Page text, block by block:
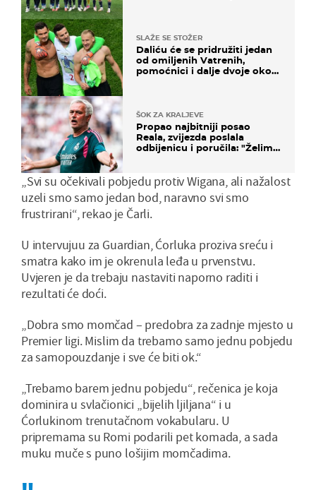
SLAŽE SE STOŽER
Daliću će se pridružiti jedan
od omiljenih Vatrenih,
pomoćnici i dalje dvoje oko
ŠOK ZA KRALJEVE
Propao najbitniji posao
Reala, zvijezda poslala
odbijenicu i poručila: "Želim
„Svi su očekivali pobjedu protiv Wigana, ali nažalost
uzeli smo samo jedan bod, naravno svi smo
frustrirani“, rekao je Čarli.
U intervujuu za Guardian, Ćorluka proziva sreću i
smatra kako im je okrenula leđa u prvenstvu.
Uvjeren je da trebaju nastaviti naporno raditi i
rezultati će doći.
„Dobra smo momčad – predobra za zadnje mjesto u
Premier ligi. Mislim da trebamo samo jednu pobjedu
za samopouzdanje i sve će biti ok.“
„Trebamo barem jednu pobjedu“, rečenica je koja
dominira u svlačionici „bijelih ljiljana“ i u
Ćorlukinom trenutačnom vokabularu. U
pripremama su Romi podarili pet komada, a sada
muku muče s puno lošijim momčadima.